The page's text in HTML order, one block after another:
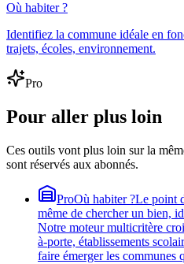
Où habiter ?
Identifiez la commune idéale en
trajets, écoles, environnement.
Pro
Pour aller plus loin
Ces outils vont plus loin sur la
sont réservés aux abonnés.
ProOù habiter ?Le point
même de chercher un bien,
Notre moteur multicritère
à-porte, établissements
faire émerger les communes